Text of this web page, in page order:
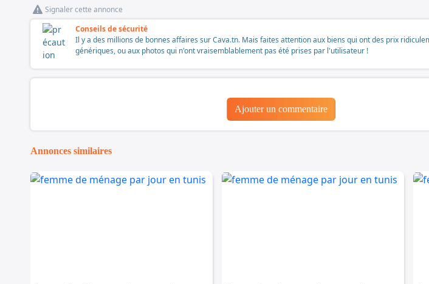
Signaler cette annonce
Conseils de sécurité
Il y a des millions de bonnes affaires sur Cava.tn. Mais faites attention aux biens qui ont des prix
génériques, ou aux photos qui n'ont vraisemblablement pas été prises par l'utilisateur !
Ajouter un commentaire
Annonces similaires